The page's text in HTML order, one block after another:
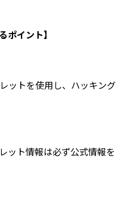
ポイント】
ットを使用し、ハッキング
ット情報は必ず公式情報を